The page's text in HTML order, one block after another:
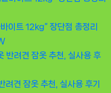
이트 12kg” 장단점 총정리
려견 잠옷 추천, 실사용 후기